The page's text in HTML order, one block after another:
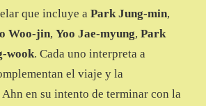
que incluye a Park Jung-min,
Woo-jin, Yoo Jae-myung, Park
wook. Cada uno interpreta a
el viaje y la
en su intento de terminar con la